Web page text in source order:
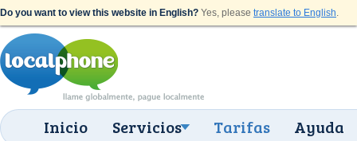
Do you want to view this website in English? Yes, please translate to English.
Inicio Servicios Tarifas Ayuda